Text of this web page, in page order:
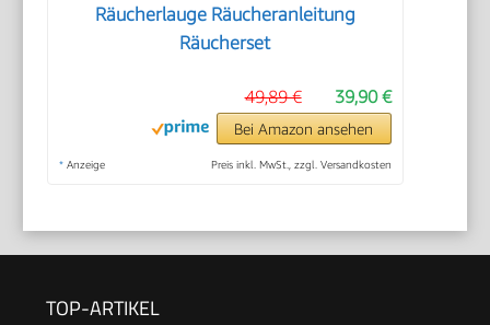
Räucherlauge Räucheranleitung
Räucherset
39,90 €
49,89 €
Bei Amazon ansehen
* Anzeige Preis inkl. MwSt., zzgl. Versandkosten
TOP-ARTIKEL